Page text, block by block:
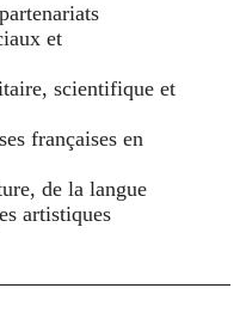
et
scientifique et
françaises en
de la langue
artistiques